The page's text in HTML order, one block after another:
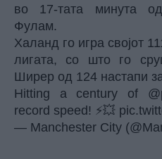
во 17-тата минута
Фулам.
Халанд го игра својот
лигата, со што го
Ширер од 124 настапи
Hitting a century of
record speed! ⚡️💥
— Manchester City